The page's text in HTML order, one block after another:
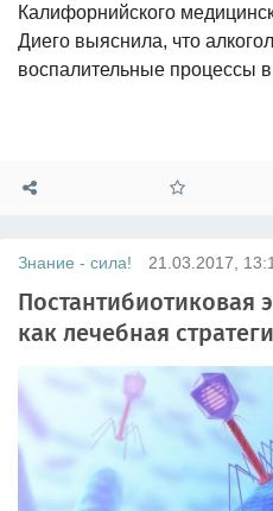
Калифорнийского
Диего выяснила, что
воспалительные процессы
Знание - сила! 21.03.2017,
Постантибиотиковая
как лечебная